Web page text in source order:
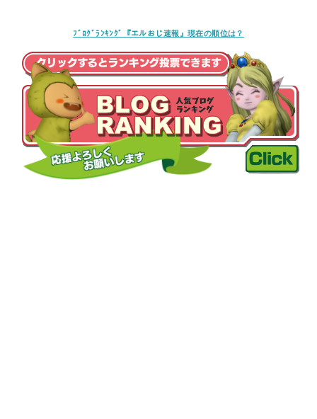
ﾌﾞﾛｸﾞﾗﾝｷﾝｸﾞ『エルおじ速報』現在の順位は？